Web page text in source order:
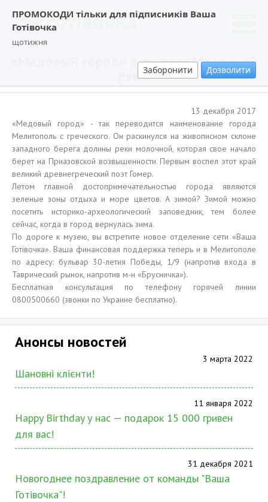
ПРОМОКОДИ тільки для підписників Ваша
Готівочка
щотижня
Заборонити Дозволити
«Медовый город» в долине Молочной
реки.
13 декабря 2017
«Медовый город» - так переводится наименование города
Мелитополь с греческого. Он раскинулся на живописном склоне
западного берега долины реки молочной, которая свое начало
берет на Приазовской возвышенности. Первым воспел этот край
великий древнегреческий поэт Гомер.
Летом главной достопримечательностью города являются
зеленые зоны отдыха и море цветов. А зимой? Зимой можно
посетить историко-археологический заповедник, тем более
сейчас, когда в город вернулась зима.
По дороге к музею, вы встретите новое отделение сети «Ваша
Готівочка». Ваша финансовая поддержка теперь и в Мелитополе
по адресу: бульвар 30-летия Победы, 1/9 (напротив входа в
Таврический рынок, напротив м-н «Брусничка»).
Бесплатная консультация по телефону горячей линии
0800500660 (звонки по Украине бесплатно).
Анонсы новостей
3 марта 2022
Шановні клієнти!
11 января 2022
Happy Birthday у нас — подарок 15 000 гривен
для вас!
31 декабря 2021
Новогоднее поздравление от команды "Ваша
Готівочка"!